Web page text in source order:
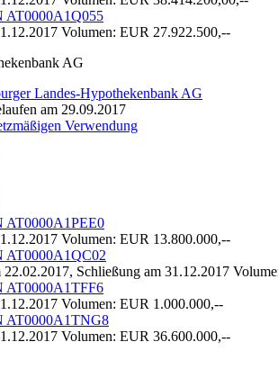
AT0000A1Q055
Volumen: EUR 27.922.500,--
AG
Landes-Hypothekenbank AG
am 29.09.2017
Verwendung
AT0000A1PEE0
Volumen: EUR 13.800.000,--
AT0000A1QC02
Schließung am 31.12.2017
AT0000A1TFF6
Volumen: EUR 1.000.000,--
AT0000A1TNG8
Volumen: EUR 36.600.000,--